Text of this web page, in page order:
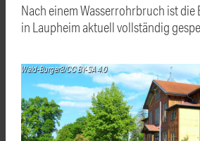
Nach einem Wasserrohrbruch ist die
in Laupheim aktuell vollständig
Wald-Burger8/CC BY-SA 4.0